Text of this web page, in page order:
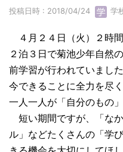
投稿日時 : 2018/04/24 学
４月２４日（火）２時
２泊３日で菊池少年自然
前学習が行われていまし
今できることに全力を尽
一人一人が「自分のもの
短い期間ですが、「な
ル」などたくさんの「学